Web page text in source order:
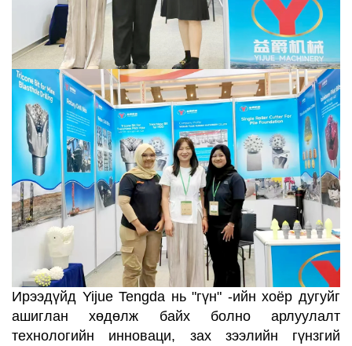
Ирээдүйд Yijue Tengda нь "гүн" -ийн хоёр дугуйг
ашиглан хөдөлж байх болно арлуулалт
технологийн инноваци, зах зээлийн гүнзгий